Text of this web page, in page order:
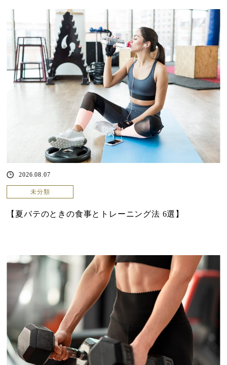
2026.08.07
未分類
【夏バテのときの食事とトレーニング法 6選】